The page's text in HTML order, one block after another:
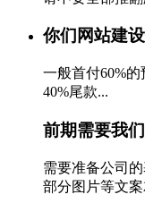
你们网站建
一般首付60%
40%尾款...
前期需要我
需要准备公司
部分图片等文